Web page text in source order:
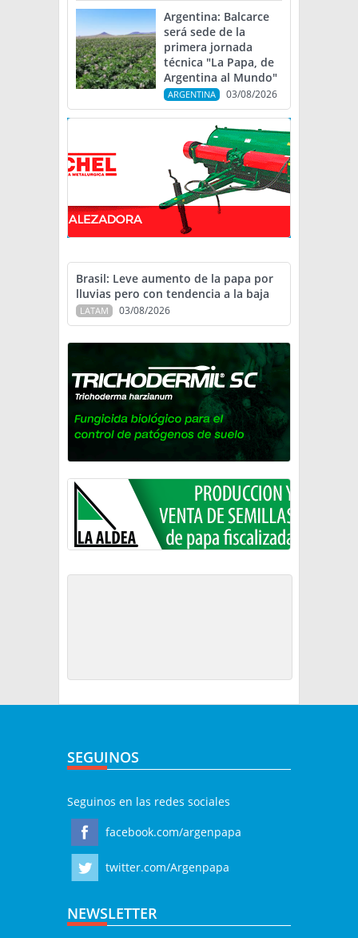
Argentina: Balcarce
será sede de la
primera jornada
técnica "La Papa, de
Argentina al Mundo"
ARGENTINA 03/08/2026
Brasil: Leve aumento de la papa por
lluvias pero con tendencia a la baja
LATAM 03/08/2026
SEGUINOS
Seguinos en las redes sociales
facebook.com/argenpapa
twitter.com/Argenpapa
NEWSLETTER